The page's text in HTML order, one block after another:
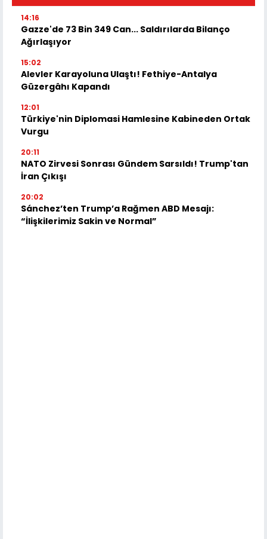
14:16
Gazze'de 73 Bin 349 Can... Saldırılarda Bilanço
Ağırlaşıyor
15:02
Alevler Karayoluna Ulaştı! Fethiye-Antalya
Güzergâhı Kapandı
12:01
Türkiye'nin Diplomasi Hamlesine Kabineden Ortak
Vurgu
20:11
NATO Zirvesi Sonrası Gündem Sarsıldı! Trump'tan
İran Çıkışı
20:02
Sánchez’ten Trump’a Rağmen ABD Mesajı:
“İlişkilerimiz Sakin ve Normal”